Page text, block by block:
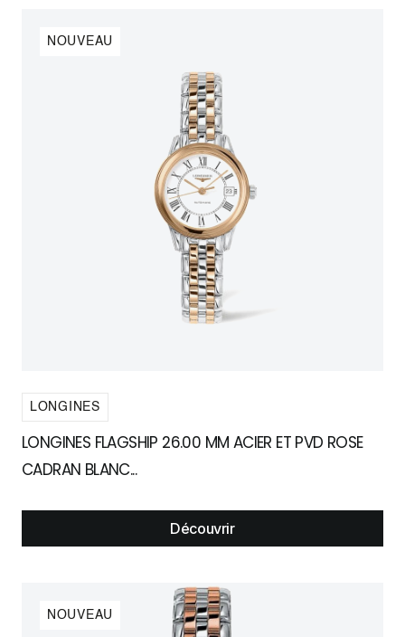
LONGINES
LONGINES FLAGSHIP 26.00 MM ACIER ET PVD ROSE
CADRAN BLANC...
Découvrir
NOUVEAU
NOUVEAU